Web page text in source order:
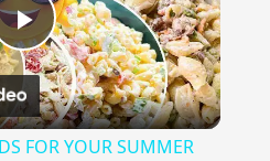
Play
Video
FOR YOUR SUMMER